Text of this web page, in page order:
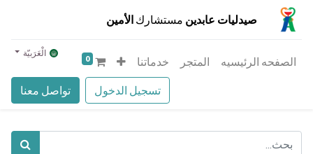
صيدليات عابدين مستشارك الأمين
تسجيل الدخول تواصل معنا
الصفحه الرئيسيه المتجر خدماتنا 0 الْعَرَبيّة